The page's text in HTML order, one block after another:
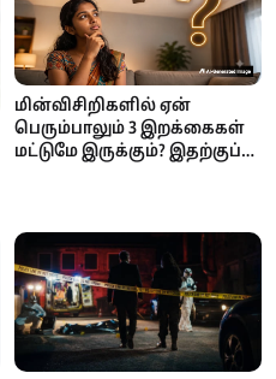
மின்விசிறிகளில் ஏன்
பெரும்பாலும் 3 இறக்கைகள்
மட்டுமே இருக்கும்? இதற்குப்